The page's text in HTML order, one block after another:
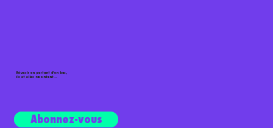
Réussir en partant d'en bas,
ils et elles racontent...
Écouter le podcast
Abonnez-vous